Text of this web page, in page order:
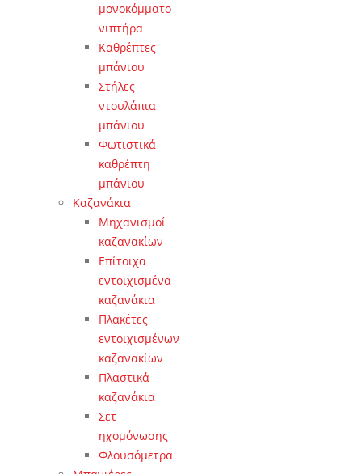
μονοκόμματο
νιπτήρα
Καθρέπτες
μπάνιου
Στήλες
ντουλάπια
μπάνιου
Φωτιστικά
καθρέπτη
μπάνιου
Καζανάκια
Μηχανισμοί
καζανακίων
Επίτοιχα
εντοιχισμένα
καζανάκια
Πλακέτες
εντοιχισμένων
καζανακίων
Πλαστικά
καζανάκια
Σετ
ηχομόνωσης
Φλουσόμετρα